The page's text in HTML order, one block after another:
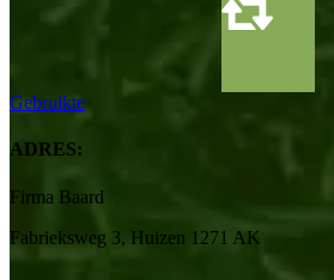
Gebruikte
ADRES:
Firma Baard
Fabrieksweg 3, Huizen 1271 AK